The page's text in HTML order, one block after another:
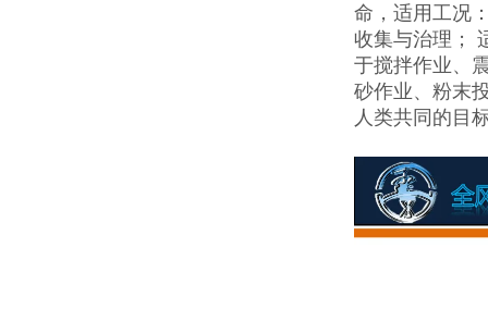
命，适用工况
收集与治理；
于搅拌作业、
砂作业、粉末
人类共同的目